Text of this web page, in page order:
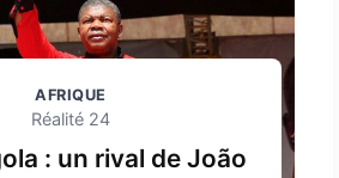
AFRIQUE
Réalité 24
: un rival de João